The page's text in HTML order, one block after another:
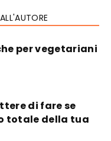
per vegetariani
di fare se
totale della tua